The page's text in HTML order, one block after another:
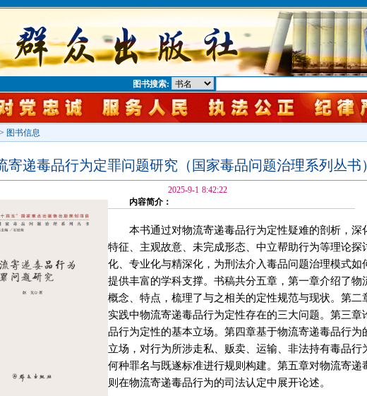
图书搜索:
> 图书信息
寄递毒品行为定罪问题研究（国家毒品问题治理系列丛书）
2025-9-1 8:42:22
内容简介：
本书通过对物流寄递毒品行为定性疑难的剖析，深
特征、主观故意、未完成形态、中立帮助行为等理论探
化、专业化与精深化，为刑法介入毒品问题治理模式如
提供丰富的学科支撑。书稿共分五章，第一章介绍了物
概念、特点，梳理了与之相关的定性规范与现状。第二
实践中物流寄递毒品行为定性存在的三大问题。第三章
品行为定性的基本立场。第四章基于物流寄递毒品行为
立场，对行为所涉走私、贩卖、运输、非法持有毒品行
何种罪名与既遂标准进行规则构建。第五章对物流寄递
则在物流寄递毒品行为的司法认定中展开论述。